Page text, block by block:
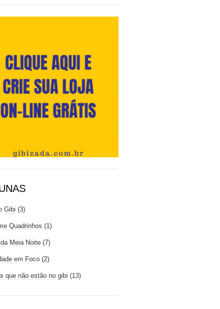
Gibi (3)
Quadrinhos (1)
Meia Noite (7)
em Foco (2)
que não estão no gibi (13)